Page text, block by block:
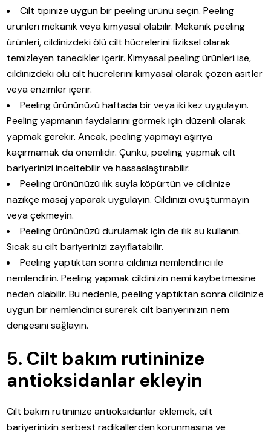
Cilt tipinize uygun bir peeling ürünü seçin. Peeling
ürünleri mekanik veya kimyasal olabilir. Mekanik peeling
ürünleri, cildinizdeki ölü cilt hücrelerini fiziksel olarak
temizleyen tanecikler içerir. Kimyasal peeling ürünleri ise,
cildinizdeki ölü cilt hücrelerini kimyasal olarak çözen asitler
veya enzimler içerir.
Peeling ürününüzü haftada bir veya iki kez uygulayın.
Peeling yapmanın faydalarını görmek için düzenli olarak
yapmak gerekir. Ancak, peeling yapmayı aşırıya
kaçırmamak da önemlidir. Çünkü, peeling yapmak cilt
bariyerinizi inceltebilir ve hassaslaştırabilir.
Peeling ürününüzü ılık suyla köpürtün ve cildinize
nazikçe masaj yaparak uygulayın. Cildinizi ovuşturmayın
veya çekmeyin.
Peeling ürününüzü durulamak için de ılık su kullanın.
Sıcak su cilt bariyerinizi zayıflatabilir.
Peeling yaptıktan sonra cildinizi nemlendirici ile
nemlendirin. Peeling yapmak cildinizin nemi kaybetmesine
neden olabilir. Bu nedenle, peeling yaptıktan sonra cildinize
uygun bir nemlendirici sürerek cilt bariyerinizin nem
dengesini sağlayın.
5. Cilt bakım rutininize
antioksidanlar ekleyin
Cilt bakım rutininize antioksidanlar eklemek, cilt
bariyerinizin serbest radikallerden korunmasına ve